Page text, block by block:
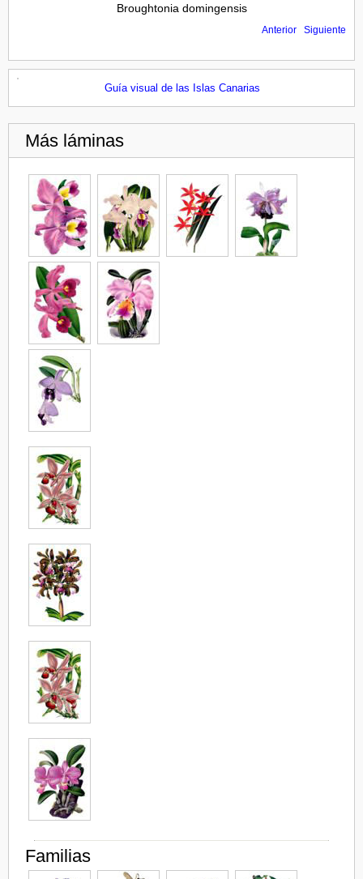
Broughtonia domingensis
Anterior Siguiente
Guía visual de las Islas Canarias
Más láminas
Familias